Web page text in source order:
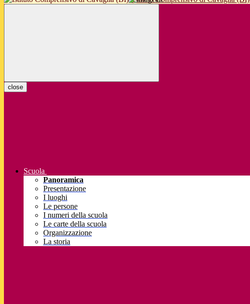
close
Scuola
Panoramica
Presentazione
I luoghi
Le persone
I numeri della scuola
Le carte della scuola
Organizzazione
La storia